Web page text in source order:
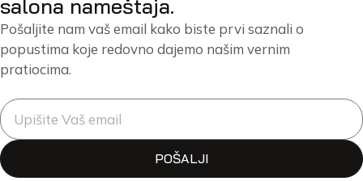
salona nameštaja.
Pošaljite nam vaš email kako biste prvi saznali o
popustima koje redovno dajemo našim vernim
pratiocima.
POŠALJI